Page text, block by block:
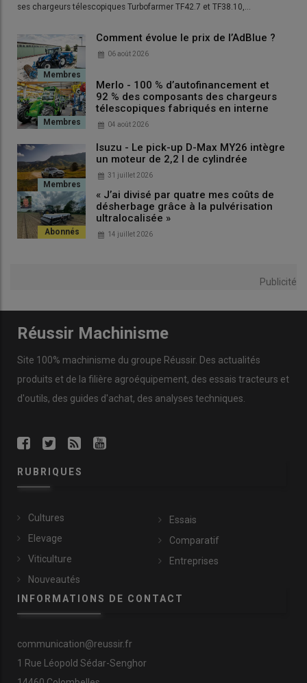
ses chargeurs télescopiques Turbofarmer TF42.7 et TF38.10,…
Comment évolue le prix de l’AdBlue ?
06 août 2026
Merlo - 100 % d’autofinancement et
92 % des composants des chargeurs
télescopiques fabriqués en interne
04 août 2026
Isuzu - Le pick-up D-Max MY26 intègre
un moteur de 2,2 l de cylindrée
31 juillet 2026
« J’ai divisé par quatre mes coûts de
désherbage grâce à la pulvérisation
ultralocalisée »
14 juillet 2026
Publicité
Réussir Machinisme
Site 100% machinisme du groupe Réussir. Des actualités
produits et de la filière agroéquipement, des essais tracteurs et
d'outils, des guides d'achat, des analyses techniques.
RUBRIQUES
Cultures
Elevage
Viticulture
Nouveautés
Essais
Comparatif
Entreprises
INFORMATIONS DE CONTACT
communication@reussir.fr
1 Rue Léopold Sédar-Senghor